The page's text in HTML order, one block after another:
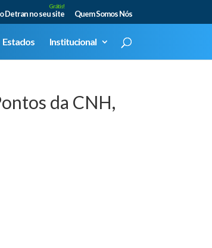
Grátis!
Detran no seu site Quem Somos Nós
Estados Institucional
da CNH,